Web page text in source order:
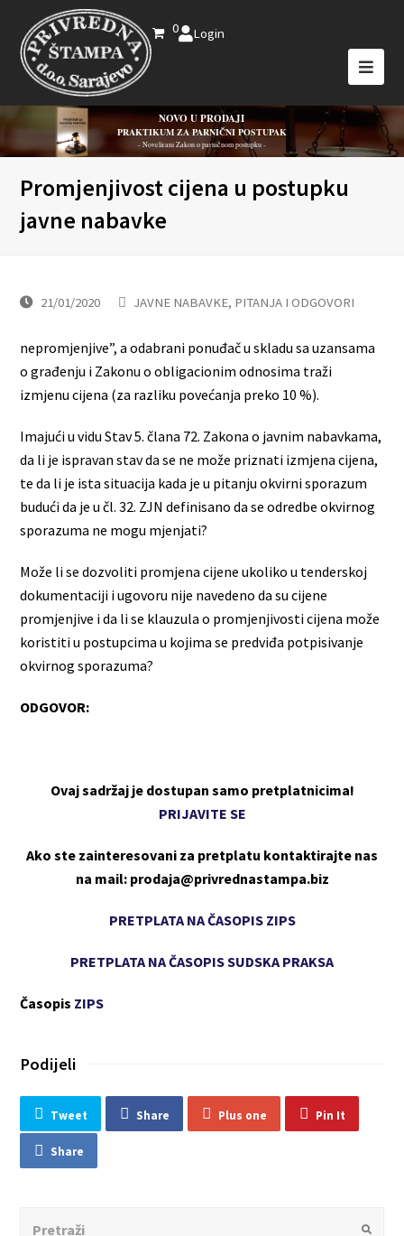
0 Login
NOVO U PRODAJI
PRAKTIKUM ZA PARNIČNI POSTUPAK
- Novelirani Zakon o parničnom postupku -
Promjenjivost cijena u postupku
javne nabavke
21/01/2020 JAVNE NABAVKE, PITANJA I ODGOVORI
nepromjenjive”, a odabrani ponuđač u skladu sa uzansama
o građenju i Zakonu o obligacionim odnosima traži
izmjenu cijena (za razliku povećanja preko 10 %).
Imajući u vidu Stav 5. člana 72. Zakona o javnim nabavkama,
da li je ispravan stav da se ne može priznati izmjena cijena,
te da li je ista situacija kada je u pitanju okvirni sporazum
budući da je u čl. 32. ZJN definisano da se odredbe okvirnog
sporazuma ne mogu mjenjati?
Može li se dozvoliti promjena cijene ukoliko u tenderskoj
dokumentaciji i ugovoru nije navedeno da su cijene
promjenjive i da li se klauzula o promjenjivosti cijena može
koristiti u postupcima u kojima se predviđa potpisivanje
okvirnog sporazuma?
ODGOVOR:
Ovaj sadržaj je dostupan samo pretplatnicima!
PRIJAVITE SE
Ako ste zainteresovani za pretplatu kontaktirajte nas
na mail: prodaja@privrednastampa.biz
PRETPLATA NA ČASOPIS ZIPS
PRETPLATA NA ČASOPIS SUDSKA PRAKSA
Časopis ZIPS
Podijeli
Tweet Share Plus one Pin It
Share
Submit